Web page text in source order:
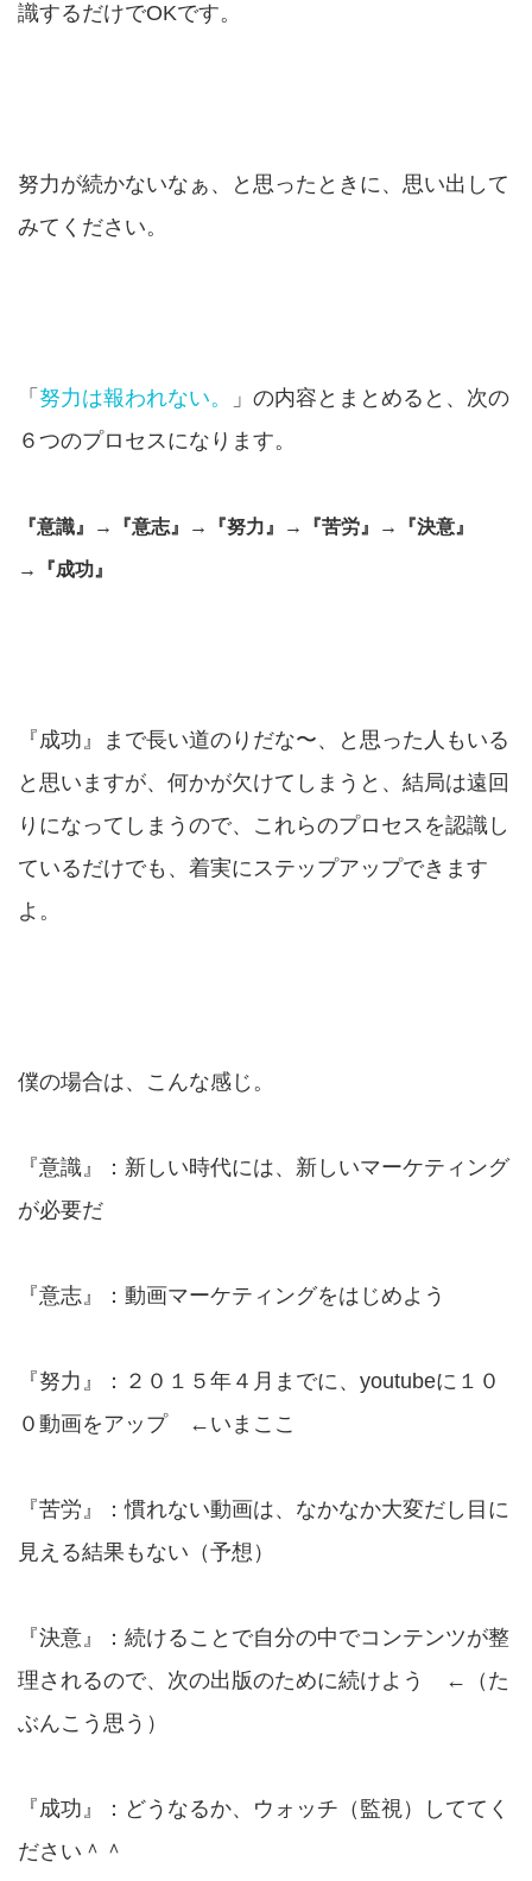
識するだけでOKです。
努力が続かないなぁ、と思ったときに、思い出して
みてください。
「 努力は報われない。
」の内容とまとめると、次の
６つのプロセスになります。
『意識』→『意志』→『努力』→『苦労』→『決意』
→『成功』
『成功』まで長い道のりだな〜、と思った人もいる
と思いますが、何かが欠けてしまうと、結局は遠回
りになってしまうので、これらのプロセスを認識し
ているだけでも、着実にステップアップできます
よ。
僕の場合は、こんな感じ。
『意識』：新しい時代には、新しいマーケティング
が必要だ
『意志』：動画マーケティングをはじめよう
『努力』：２０１５年４月までに、youtubeに１０
０動画をアップ ←いまここ
『苦労』：慣れない動画は、なかなか大変だし目に
見える結果もない（予想）
『決意』：続けることで自分の中でコンテンツが整
理されるので、次の出版のために続けよう ←（た
ぶんこう思う）
『成功』：どうなるか、ウォッチ（監視）しててく
ださい＾＾